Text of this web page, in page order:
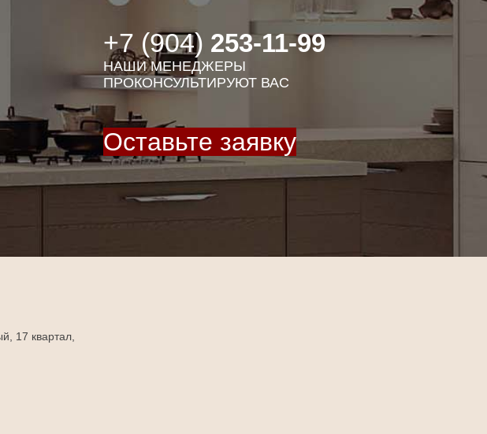
+7 (904) 253-11-99
НАШИ МЕНЕДЖЕРЫ
ПРОКОНСУЛЬТИРУЮТ ВАС
Оставьте заявку
17 квартал,